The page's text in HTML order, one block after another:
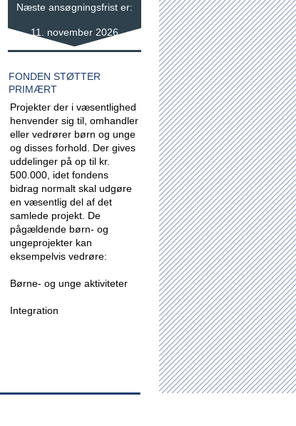
Næste ansøgningsfrist er:
11. november 2026
FONDEN STØTTER
PRIMÆRT
Projekter der i væsentlighed
henvender sig til, omhandler
eller vedrører børn og unge
og disses forhold. Der gives
uddelinger på op til kr.
500.000, idet fondens
bidrag normalt skal udgøre
en væsentlig del af det
samlede projekt. De
pågældende børn- og
ungeprojekter kan
eksempelvis vedrøre:
Børne- og unge aktiviteter
Integration